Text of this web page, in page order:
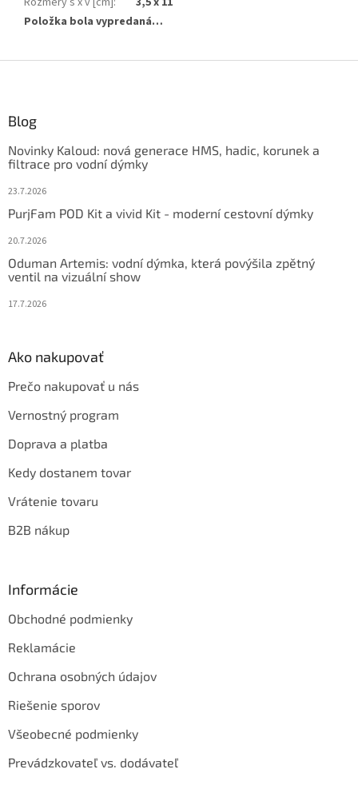
Položka bola vypredaná…
Blog
Novinky Kaloud: nová generace HMS, hadic, korunek a
filtrace pro vodní dýmky
23.7.2026
PurjFam POD Kit a vivid Kit - moderní cestovní dýmky
20.7.2026
Oduman Artemis: vodní dýmka, která povýšila zpětný
ventil na vizuální show
17.7.2026
Ako nakupovať
Prečo nakupovať u nás
Vernostný program
Doprava a platba
Kedy dostanem tovar
Vrátenie tovaru
B2B nákup
Informácie
Obchodné podmienky
Reklamácie
Ochrana osobných údajov
Riešenie sporov
Všeobecné podmienky
Prevádzkovateľ vs. dodávateľ